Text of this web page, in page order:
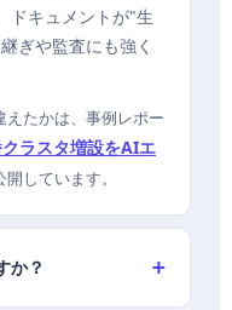
ドキュメントが"生
ぎや監査にも強く
たかは、事例レポー
ラスタ増設をAIエ
開しています。
か？